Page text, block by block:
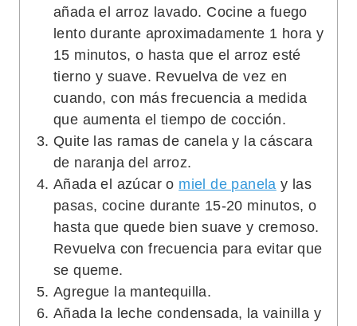
añada el arroz lavado. Cocine a fuego
lento durante aproximadamente 1 hora y
15 minutos, o hasta que el arroz esté
tierno y suave. Revuelva de vez en
cuando, con más frecuencia a medida
que aumenta el tiempo de cocción.
Quite las ramas de canela y la cáscara
de naranja del arroz.
Añada el azúcar o miel de panela y las
pasas, cocine durante 15-20 minutos, o
hasta que quede bien suave y cremoso.
Revuelva con frecuencia para evitar que
se queme.
Agregue la mantequilla.
Añada la leche condensada, la vainilla y